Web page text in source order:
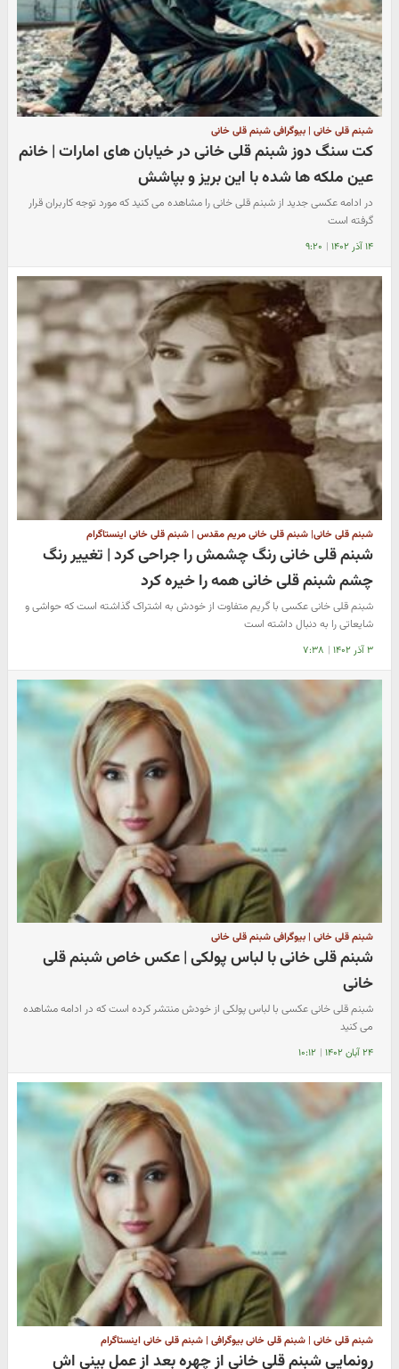
شبنم قلی خانی | بیوگرافی شبنم قلی خانی
کت سنگ دوز شبنم قلی خانی در خیابان های امارات | خانم
عین ملکه ها شده با این بریز و بپاشش
در ادامه عکسی جدید از شبنم قلی خانی را مشاهده می کنید که مورد توجه کاربران قرار
گرفته است
۱۴ آذر ۱۴۰۲ | ۹:۲۰
شبنم قلی خانی| شبنم قلی خانی مریم مقدس | شبنم قلی خانی اینستاگرام
شبنم قلی خانی رنگ چشمش را جراحی کرد | تغییر رنگ
چشم شبنم قلی خانی همه را خیره کرد
شبنم قلی خانی عکسی با گریم متفاوت از خودش به اشتراک گذاشته است که حواشی و
شایعاتی را به دنبال داشته است
۳ آذر ۱۴۰۲ | ۷:۳۸
شبنم قلی خانی | بیوگرافی شبنم قلی خانی
شبنم قلی خانی با لباس پولکی | عکس خاص شبنم قلی
خانی
شبنم قلی خانی عکسی با لباس پولکی از خودش منتشر کرده است که در ادامه مشاهده
می کنید
۲۴ آبان ۱۴۰۲ | ۱۰:۱۲
شبنم قلی خانی | شبنم قلی خانی بیوگرافی | شبنم قلی خانی اینستاگرام
رونمایی شبنم قلی خانی از چهره بعد از عمل بینی اش